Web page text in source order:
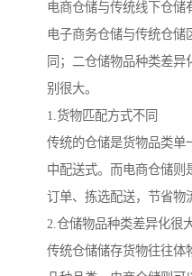
电商仓储与传统线下仓储
电子商务仓储与传统仓储
同；二仓储物品种类差
别很大。
1.货物匹配方式不同
传统的仓储是货物品类单
中配送式。而电商仓储则
订单、拣选配送，节省物
2.仓储物品种类差异化很
传统仓储储存货物往往体